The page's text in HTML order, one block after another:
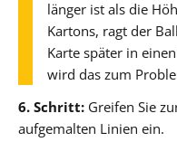
länger ist als die
Kartons, ragt der
Karte später in
wird das zum
6. Schritt: Greifen Sie
aufgemalten Linien ein.